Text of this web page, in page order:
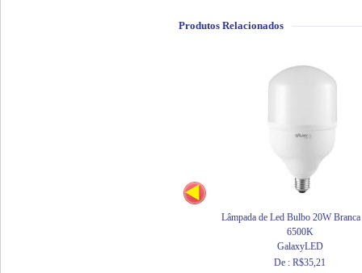
Produtos Relacionados
Lâmpada de Led Bulbo 20W
6500K
GalaxyLED
De : R$35,21